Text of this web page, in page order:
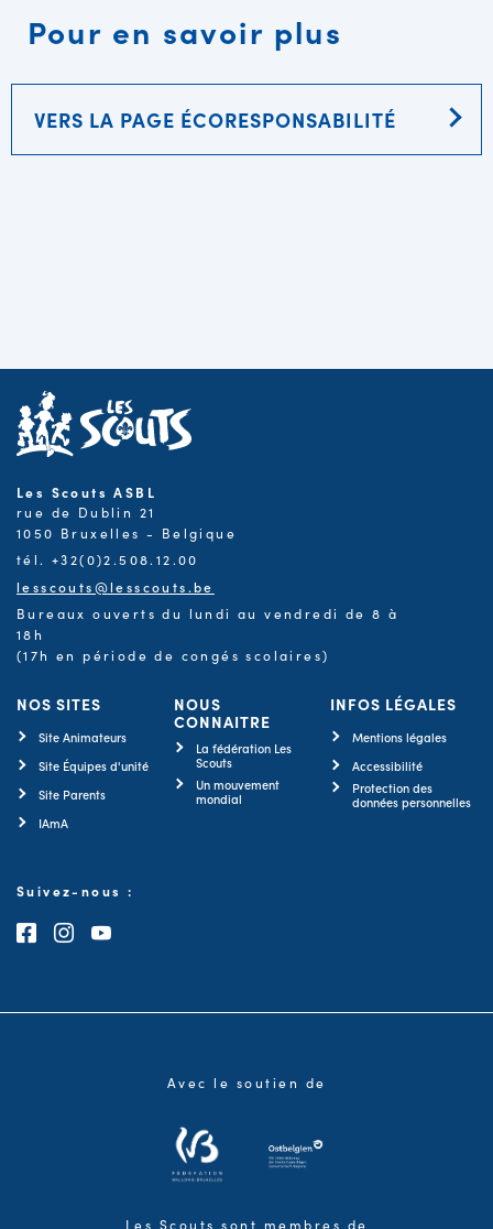
Pour en savoir plus
VERS LA PAGE ÉCORESPONSABILITÉ
Les Scouts ASBL
rue de Dublin 21
1050 Bruxelles - Belgique
tél. +32(0)2.508.12.00
lesscouts@lesscouts.be
Bureaux ouverts du lundi au vendredi de 8 à
18h
(17h en période de congés scolaires)
NOS SITES
Site Animateurs
Site Équipes d'unité
Site Parents
IAmA
NOUS
CONNAITRE
La fédération Les
Scouts
Un mouvement
mondial
INFOS LÉGALES
Mentions légales
Accessibilité
Protection des
données personnelles
Suivez-nous :
Consultez notre page Facebook
Consultez notre page Instagram
Consultez notre chaîne Youtube
Avec le soutien de
Les Scouts sont membres de